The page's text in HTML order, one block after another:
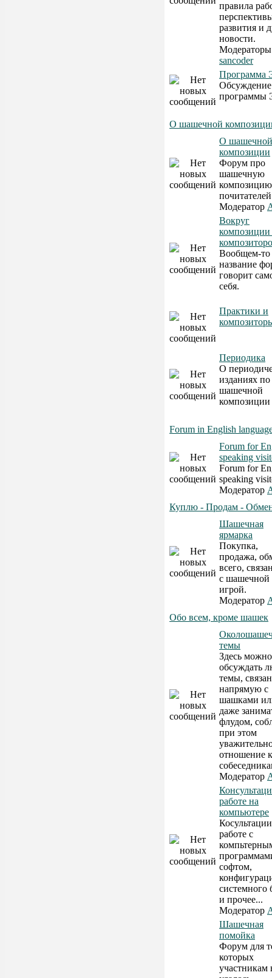
правила
развития и
новости.
sancoder
Программа
Обсуждение
программы
О шашечной
О шашечной
композиции
Форум про
шашечную
почитателей
Модератор
Вокруг
Вообщем-то
название
говорит
себя.
Практики и
Периодика
О
изданиях по
шашечной
композиции
Forum in English
Forum for
speaking
Forum for
speaking
Модератор
Куплю - Продам -
Шашечная
ярмарка
Покупка,
продажа,
всего,
с шашечной
игрой.
Модератор
Обо всем, кроме шашек
темы
Здесь можно
обсуждать
темы,
напрямую с
шашками
даже
флудом,
при этом
отношение к
Модератор
работе на
компьютере
работе с
софтом,
системного
и прочее...
Модератор
Шашечная
помойка
Форум для
которых
участникам